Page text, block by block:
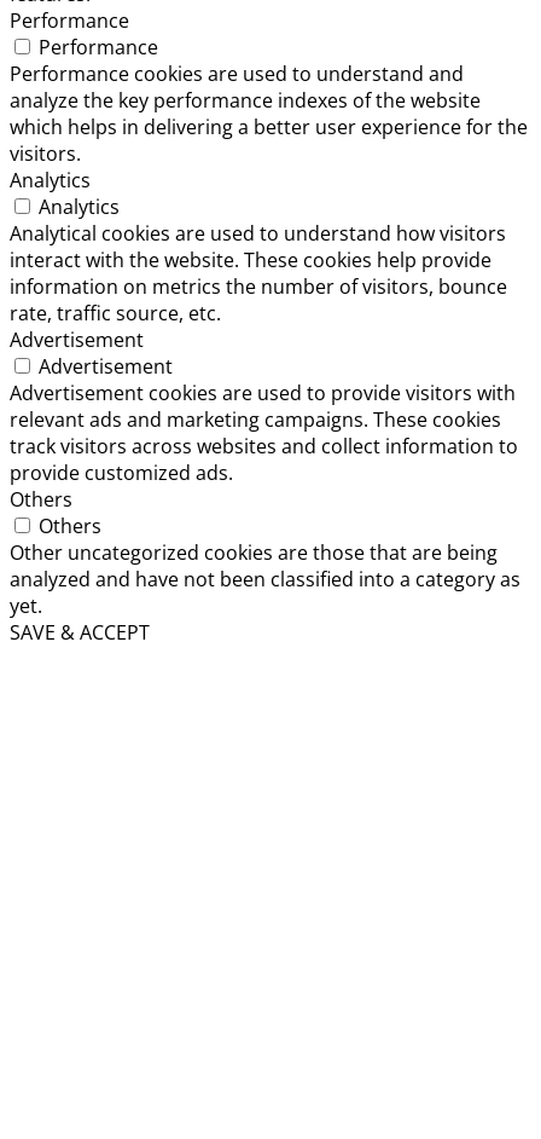
Performance
Performance
Performance cookies are used to understand and
analyze the key performance indexes of the website
which helps in delivering a better user experience for the
visitors.
Analytics
Analytics
Analytical cookies are used to understand how visitors
interact with the website. These cookies help provide
information on metrics the number of visitors, bounce
rate, traffic source, etc.
Advertisement
Advertisement
Advertisement cookies are used to provide visitors with
relevant ads and marketing campaigns. These cookies
track visitors across websites and collect information to
provide customized ads.
Others
Others
Other uncategorized cookies are those that are being
analyzed and have not been classified into a category as
yet.
SAVE & ACCEPT